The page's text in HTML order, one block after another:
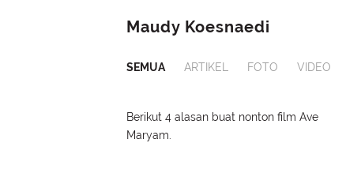
Maudy Koesnaedi
SEMUA ARTIKEL FOTO VIDEO
Berikut 4 alasan buat nonton film Ave
Maryam.